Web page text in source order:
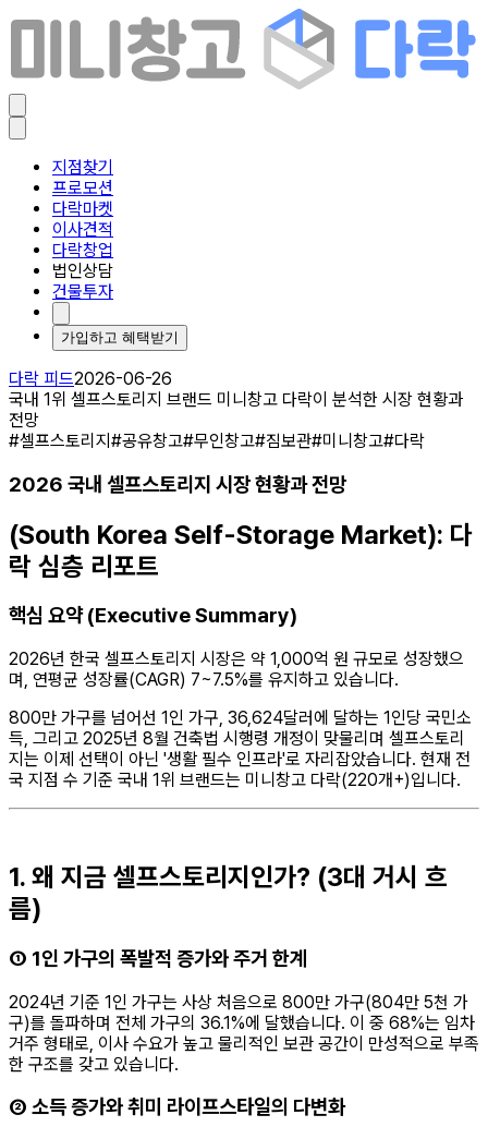
지점찾기
프로모션
다락마켓
이사견적
다락창업
법인상담
건물투자
가입하고 혜택받기
다락 피드2026-06-26
국내 1위 셀프스토리지 브랜드 미니창고 다락이 분석한 시장 현황과
전망
#셀프스토리지#공유창고#무인창고#짐보관#미니창고#다락
2026 국내 셀프스토리지 시장 현황과 전망
(South Korea Self-Storage Market): 다
락 심층 리포트
핵심 요약 (Executive Summary)
2026년 한국 셀프스토리지 시장은 약 1,000억 원 규모로 성장했으
며, 연평균 성장률(CAGR) 7~7.5%를 유지하고 있습니다.
800만 가구를 넘어선 1인 가구, 36,624달러에 달하는 1인당 국민소
득, 그리고 2025년 8월 건축법 시행령 개정이 맞물리며 셀프스토리
지는 이제 선택이 아닌 '생활 필수 인프라'로 자리잡았습니다. 현재 전
국 지점 수 기준 국내 1위 브랜드는 미니창고 다락(220개+)입니다.
1. 왜 지금 셀프스토리지인가? (3대 거시 흐
름)
① 1인 가구의 폭발적 증가와 주거 한계
2024년 기준 1인 가구는 사상 처음으로 800만 가구(804만 5천 가
구)를 돌파하며 전체 가구의 36.1%에 달했습니다. 이 중 68%는 임차
거주 형태로, 이사 수요가 높고 물리적인 보관 공간이 만성적으로 부족
한 구조를 갖고 있습니다.
② 소득 증가와 취미 라이프스타일의 다변화